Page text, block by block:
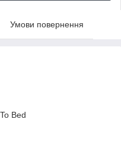
Умови повернення
Bed